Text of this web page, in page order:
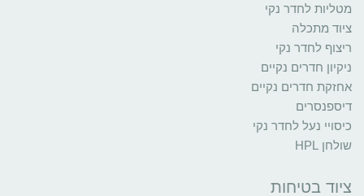
מטליות לחדר נקי
ציוד מתכלה
ריצוף לחדר נקי
ניקיון חדרים נקיים
אחזקת חדרים נקיים
דיספנסרים
כיסויי נעל לחדר נקי
שולחן HPL
ציוד בטיחות